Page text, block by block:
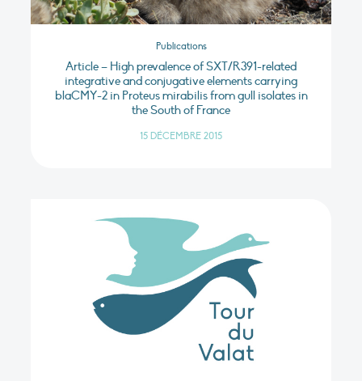
Publications
Article – High prevalence of SXT/R391-related
integrative and conjugative elements carrying
blaCMY-2 in Proteus mirabilis from gull isolates in
the South of France
15 DÉCEMBRE 2015